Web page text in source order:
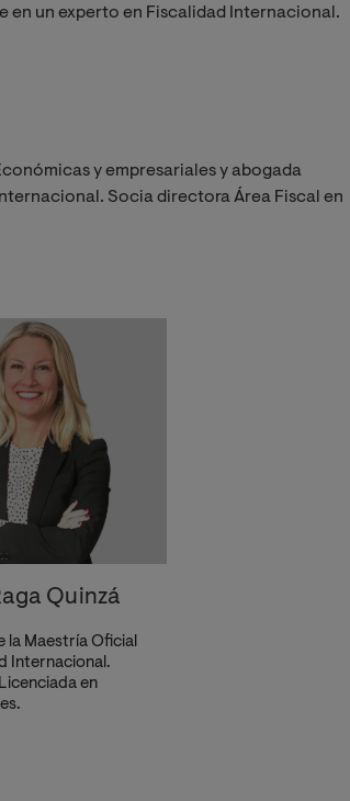
un experto en Fiscalidad Internacional.
y empresariales y abogada
Socia directora Área Fiscal en
Quinzá
la Maestría Oficial
Internacional.
en